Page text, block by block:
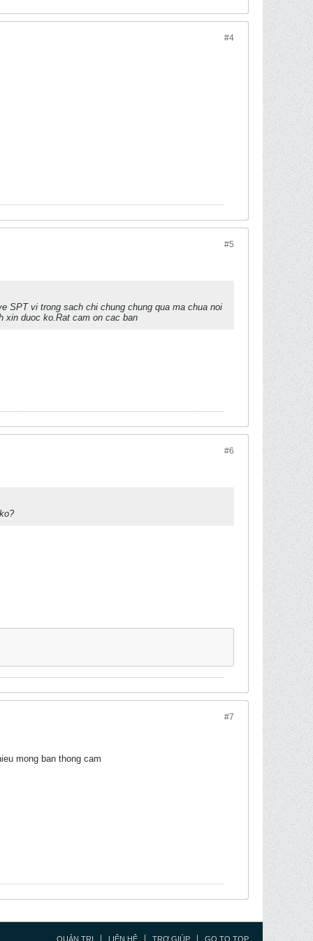
#4
#5
SPT vi trong sach chi chung chung qua ma chua noi
xin duoc ko.Rat cam on cac ban
#6
#7
mong ban thong cam
QUẢN TRỊ LIÊN HỆ TRỢ GIÚP GO TO TOP